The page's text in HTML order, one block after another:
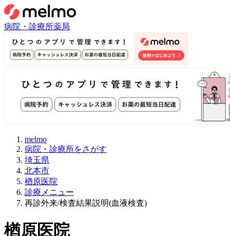
病院・診療所薬局
melmo
病院・診療所をさがす
埼玉県
北本市
楢原医院
診療メニュー
再診外来/検査結果説明(血液検査)
楢原医院